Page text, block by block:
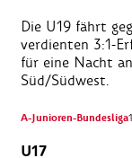
Die U19 fährt
verdienten 3:1-
für eine Nacht
Süd/Südwest.
A-Junioren-Bundesliga
U17